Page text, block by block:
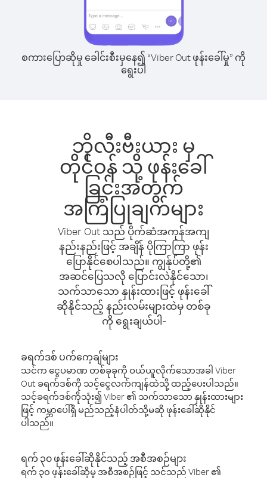
စကားပြောဆိုမှု ခေါင်းစီးမှနေ၍ “Viber Out ဖုန်းခေါ်မှု” ကို
ရွေးပါ
ဘိုလီးဗီးယား မှ
တိုင်ဝန် သို့ ဖုန်းခေါ်
ခြင်းအတွက်
အကြံပြုချက်များ
Viber Out သည် ပိုက်ဆံအကုန်အကျ
နည်းနည်းဖြင့် အချိန် ပိုကြာကြာ ဖုန်း
ပြောနိုင်စေပါသည်။ ကျွန်ုပ်တို့၏
အဆင်ပြေသလို ပြောင်းလဲနိုင်သော၊
သက်သာသော နှုန်းထားဖြင့် ဖုန်းခေါ်
ဆိုနိုင်သည့် နည်းလမ်းများထဲမှ တစ်ခု
ကို ရွေးချယ်ပါ-
ခရက်ဒစ် ပက်ကေ့ချ်များ
သင်က ငွေပမာဏ တစ်ခုခုကို ဝယ်ယူလိုက်သောအခါ Viber
Out ခရက်ဒစ်ကို သင့်ငွေလက်ကျန်ထဲသို့ ထည့်ပေးပါသည်။
သင့်ခရက်ဒစ်ကိုသုံး၍ Viber ၏ သက်သာသော နှုန်းထားများ
ဖြင့် ကမ္ဘာပေါ်ရှိ မည်သည့်နံပါတ်သို့မဆို ဖုန်းခေါ်ဆိုနိုင်
ပါသည်။
ရက် ၃၀ ဖုန်းခေါ်ဆိုနိုင်သည့် အစီအစဉ်များ
ရက် ၃၀ ဖုန်းခေါ်ဆိုမှု အစီအစဉ်ဖြင့် သင်သည် Viber ၏